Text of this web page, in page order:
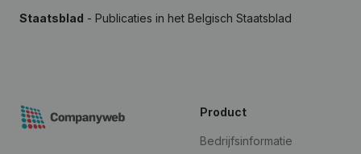
Staatsblad - Publicaties in het Belgisch Staatsblad
Product
Bedrijfsinformatie